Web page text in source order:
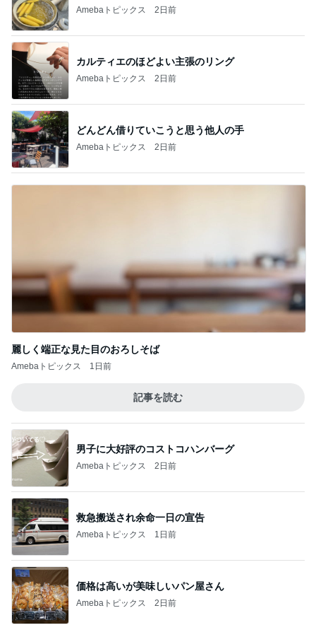
Amebaトピックス 2日前
カルティエのほどよい主張のリング
Amebaトピックス 2日前
どんどん借りていこうと思う他人の手
Amebaトピックス 2日前
麗しく端正な見た目のおろしそば
Amebaトピックス 1日前
記事を読む
男子に大好評のコストコハンバーグ
Amebaトピックス 2日前
救急搬送され余命一日の宣告
Amebaトピックス 1日前
価格は高いが美味しいパン屋さん
Amebaトピックス 2日前